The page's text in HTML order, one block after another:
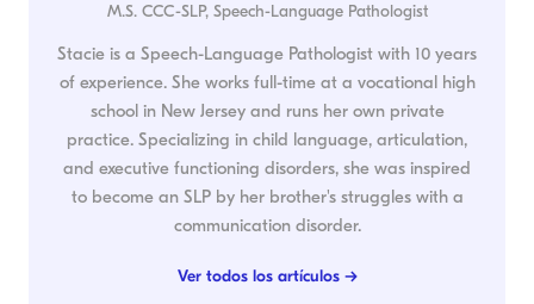
M.S. CCC-SLP, Speech-Language Pathologist
Stacie is a Speech-Language Pathologist with 10 years
of experience. She works full-time at a vocational high
school in New Jersey and runs her own private
practice. Specializing in child language, articulation,
and executive functioning disorders, she was inspired
to become an SLP by her brother's struggles with a
communication disorder.
Ver todos los artículos →